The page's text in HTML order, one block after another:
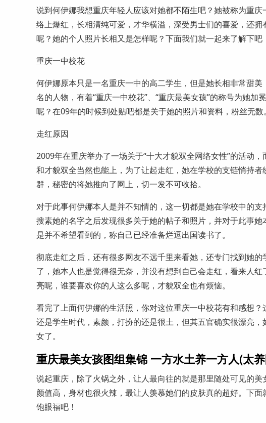
说到何伊娜我想重庆年轻人应该对她都不陌生吧？她被称为重
络上爆红，长相清纯可爱，才华横溢，深受男士们的喜爱，还
呢？她的个人照片长相又是怎样呢？下面我们就一起来了解下吧
重庆一中校花
何伊娜原本只是一名重庆一中的高二学生，但是她长相非常甜
名的人物，有着“重庆一中校花”、“重庆最美女孩”的称号为她
呢？在09年的时候到处贴吧都是关于她的照片和资料，粉丝无数。
走红原因
2009年在重庆举办了一场关于“十大才貌双全网络女性”的活动
和才貌双全当然也能上，为了让起走红，她在学校的支链悄持
群，秘密的将她推向了网上，切一发不可收拾。
对于此事何伊娜本人是并不知情的，这一切都是她在学校中的
搜素她的名字之后发现很多关于她的帖子和照片，并对于此事
是并不希望看到的，称自己已经准备烂逗出国读书了。
彻底走红之后，还有很多网友不远千里来看她，还专门找到她
了，她本人也是觉得很无奈，并没有想到自己会走红，看来人
亮呢，谁要喜欢你的人这么多呢，才貌双全也有烦恼。
看完了上面何伊娜的生活照，你对这位重庆一中校花有和感想
还是学生时代，素颜，打扮的还是很土，但其五官确实很漂亮
女了。
重庆最美女孩图组集锦 一方水土养一方人(太
说起重庆，除了火锅之外，让人最向往的就是那里随处可见的
颜值高，身材也很火辣，最让人羡慕她们的皮肤真的超好。下
饱眼福吧！